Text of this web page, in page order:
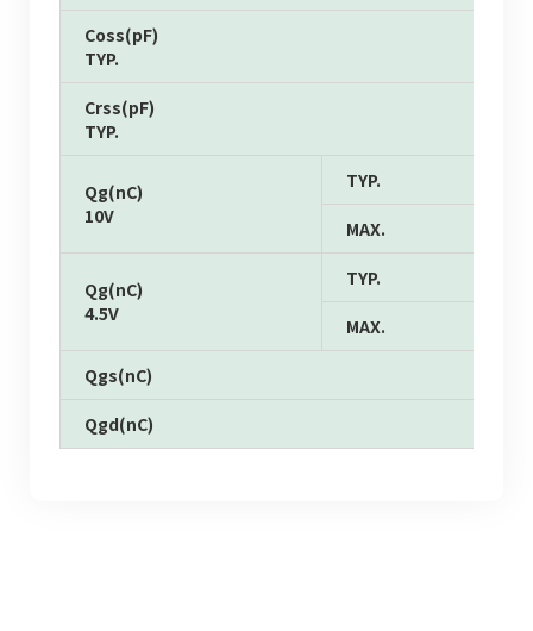
Coss(pF)
TYP.
Crss(pF)
TYP.
Qg(nC)
10V
TYP.
MAX.
Qg(nC)
4.5V
TYP.
MAX.
Qgs(nC)
Qgd(nC)